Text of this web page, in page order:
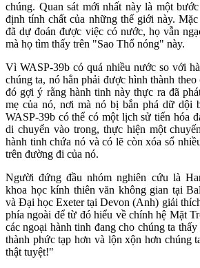
chúng. Quan sát mới nhất này là một
định tính chất của những thế giới này.
đã dự đoán được việc có nước, họ vẫn
mà họ tìm thấy trên "Sao Thổ nóng" này.
Vì WASP-39b có quá nhiều nước so với
chúng ta, nó hẳn phải được hình thành
đó gợi ý rằng hành tinh này thực ra đã
mẹ của nó, nơi mà nó bị bắn phá dữ dội
WASP-39b có thể có một lịch sử tiến hóa
di chuyển vào trong, thực hiện một
hành tinh chứa nó và có lẽ còn xóa sổ
trên đường đi của nó.
Người đứng đầu nhóm nghiên cứu là
khoa học kính thiên văn không gian tại
và Đại học Exeter tại Devon (Anh) giải
phía ngoài để từ đó hiểu về chính hệ Mặt
các ngoại hành tinh đang cho chúng ta
thành phức tạp hơn và lộn xộn hơn chúng
thật tuyệt!"